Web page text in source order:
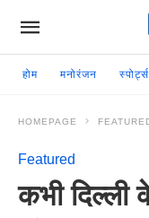
होम मनोरंजन स्पोर्ट्स
HOMEPAGE
Featured
कभी